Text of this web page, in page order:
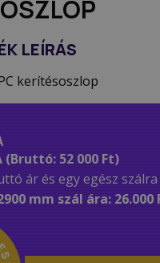
LEÍRÁS
kerítésoszlop
(Bruttó: 52 000 Ft)
ár és egy egész szálra
mm szál ára: 26.000